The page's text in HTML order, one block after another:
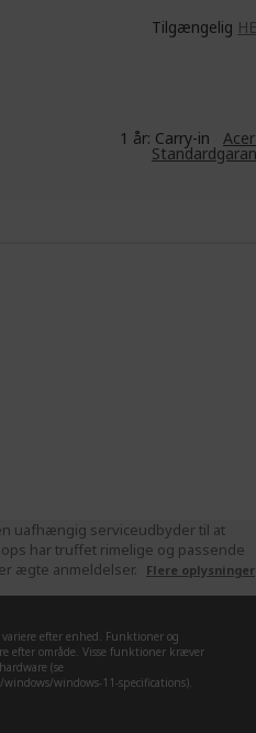
Tilgængelig
1 år: Carry-in
uafhængig serviceudbyder til at
har truffet rimelige og passende
ægte anmeldelser.
Flere oplysninger
efter enhed. Funktioner og
efter område. Visse funktioner kræver
(se
windows-11-specifications).